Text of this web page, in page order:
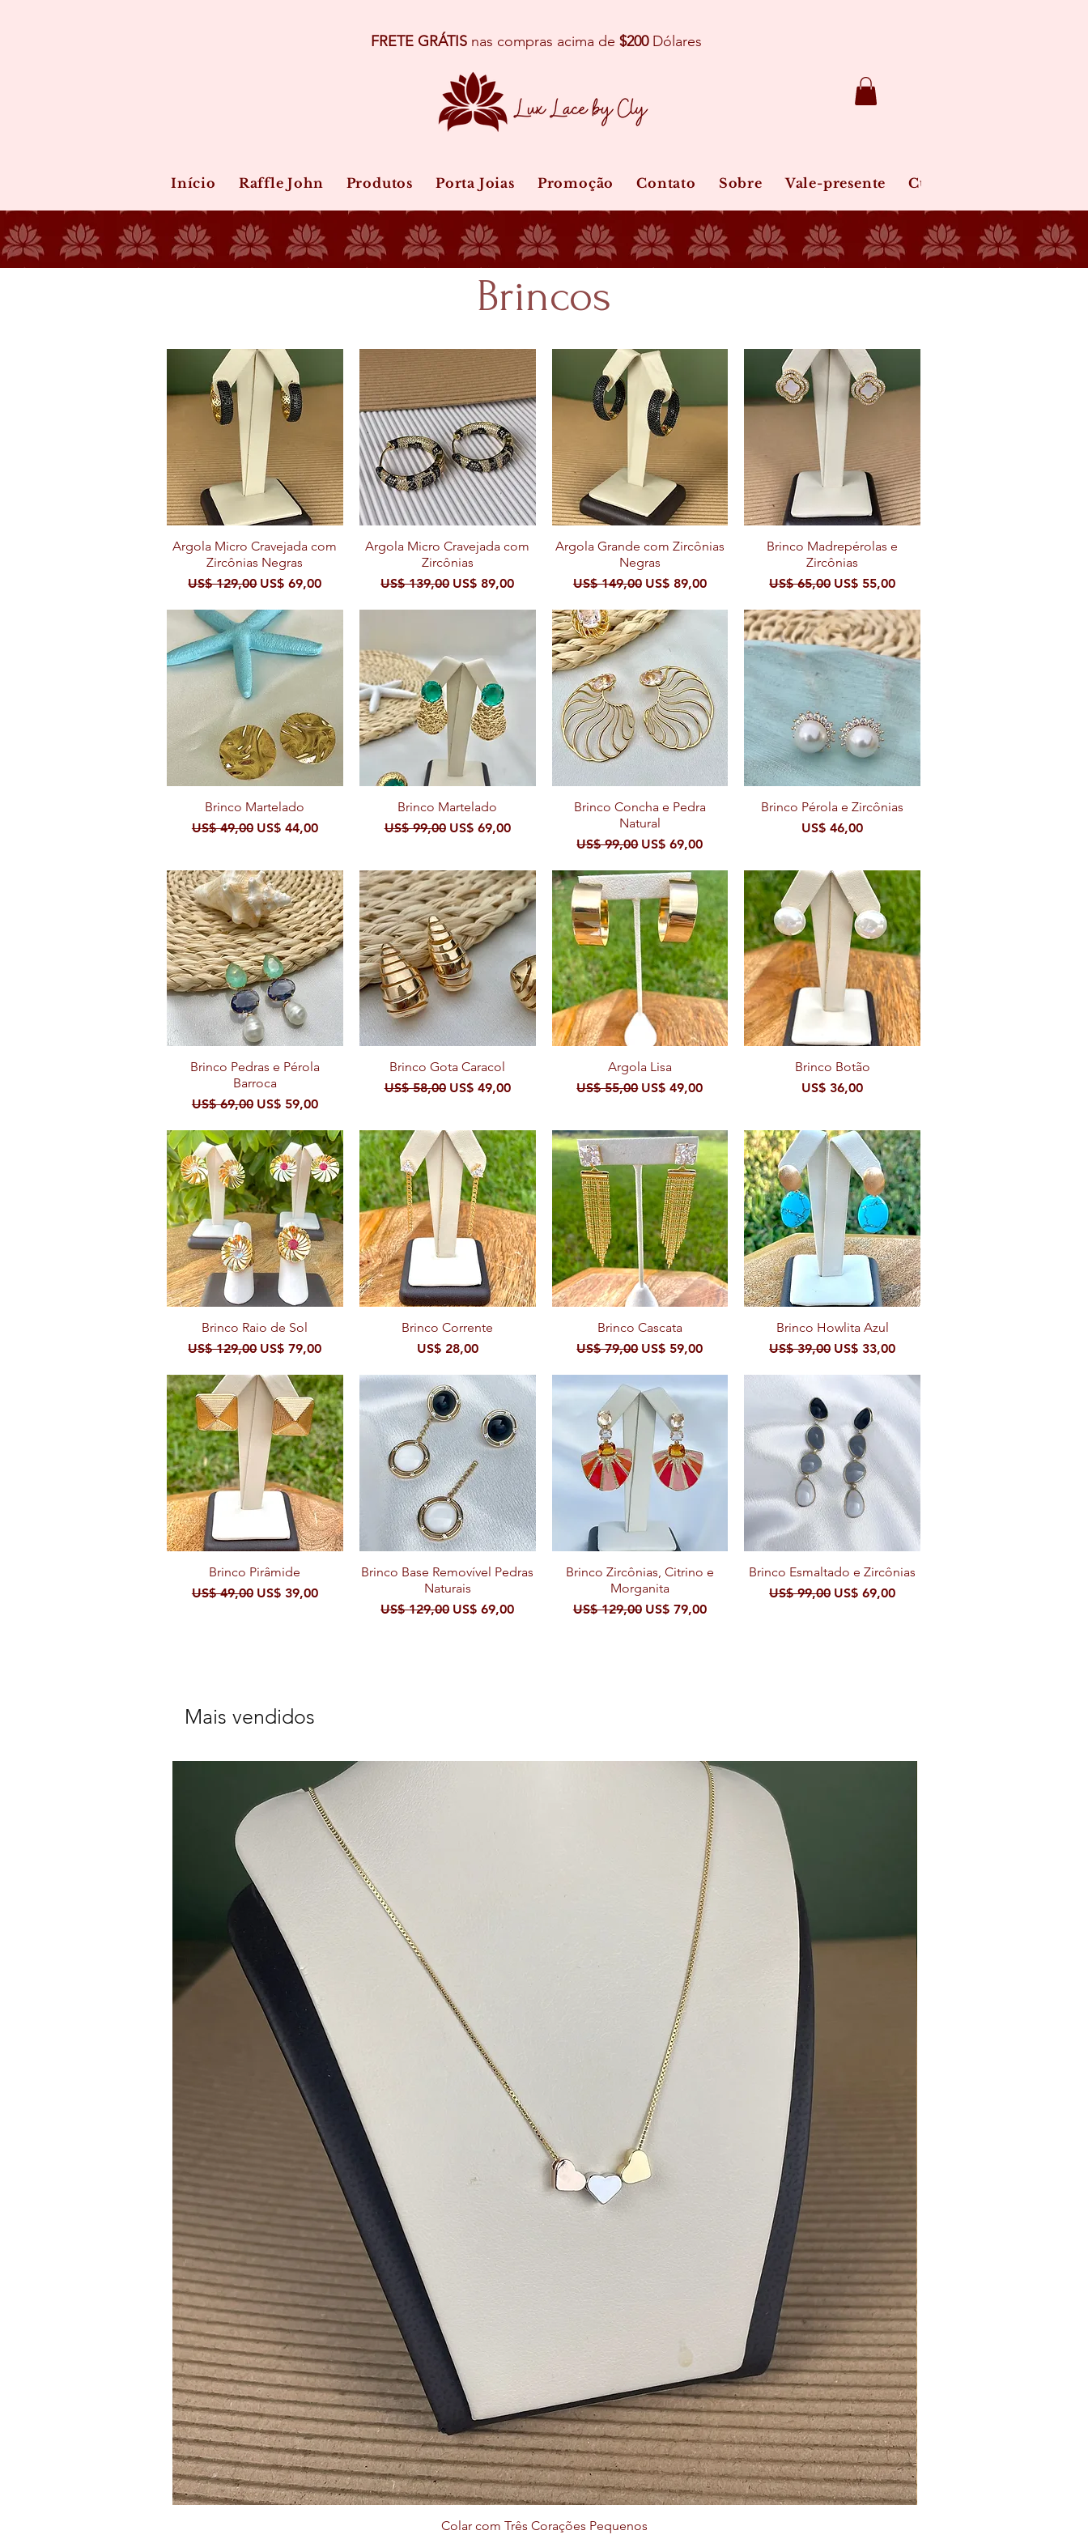
FRETE GRÁTIS nas compras acima de $200 Dólares
Início Raffle John Produtos Porta Joias Promoção Contato Sobre Vale-presente Cuidados
Brincos
Visualização rápida
Argola Micro Cravejada com
Zircônias Negras
Preço normal
US$ 129,00 Preço promocional
US$ 69,00
Visualização rápida
Argola Micro Cravejada com
Zircônias
Preço normal
US$ 139,00 Preço promocional
US$ 89,00
Visualização rápida
Argola Grande com Zircônias
Negras
Preço normal
US$ 149,00 Preço promocional
US$ 89,00
Visualização rápida
Brinco Madrepérolas e
Zircônias
Preço normal
US$ 65,00 Preço promocional
US$ 55,00
Visualização rápida
Brinco Martelado
Preço normal
US$ 49,00 Preço promocional
US$ 44,00
Visualização rápida
Brinco Martelado
Preço normal
US$ 99,00 Preço promocional
US$ 69,00
Visualização rápida
Brinco Concha e Pedra
Natural
Preço normal
US$ 99,00 Preço promocional
US$ 69,00
Visualização rápida
Brinco Pérola e Zircônias
Preço
US$ 46,00
Visualização rápida
Brinco Pedras e Pérola
Barroca
Preço normal
US$ 69,00 Preço promocional
US$ 59,00
Visualização rápida
Brinco Gota Caracol
Preço normal
US$ 58,00 Preço promocional
US$ 49,00
Visualização rápida
Argola Lisa
Preço normal
US$ 55,00 Preço promocional
US$ 49,00
Visualização rápida
Brinco Botão
Preço
US$ 36,00
Visualização rápida
Brinco Raio de Sol
Preço normal
US$ 129,00 Preço promocional
US$ 79,00
Visualização rápida
Brinco Corrente
Preço
US$ 28,00
Visualização rápida
Brinco Cascata
Preço normal
US$ 79,00 Preço promocional
US$ 59,00
Visualização rápida
Brinco Howlita Azul
Preço normal
US$ 39,00 Preço promocional
US$ 33,00
Visualização rápida
Brinco Pirâmide
Preço normal
US$ 49,00 Preço promocional
US$ 39,00
Visualização rápida
Brinco Base Removível Pedras
Naturais
Preço normal
US$ 129,00 Preço promocional
US$ 69,00
Visualização rápida
Brinco Zircônias, Citrino e
Morganita
Preço normal
US$ 129,00 Preço promocional
US$ 79,00
Visualização rápida
Brinco Esmaltado e Zircônias
Preço normal
US$ 99,00 Preço promocional
US$ 69,00
Mais vendidos
Visualização rápida
Colar com Três Corações Pequenos